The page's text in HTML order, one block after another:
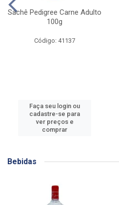
Sachê Pedigree Carne Adulto
100g
Código: 41137
Faça seu login ou
cadastre-se para
ver preços e
comprar
Bebidas